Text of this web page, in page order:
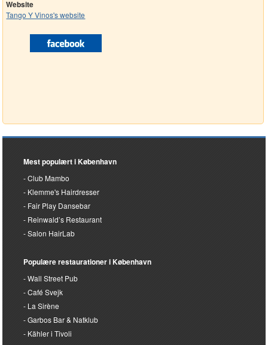
Website
Tango Y Vinos's website
Mest populært i København
Club Mambo
Klemme's Hairdresser
Fair Play Dansebar
Reinwald’s Restaurant
Salon HairLab
Populære restaurationer i København
Wall Street Pub
Café Svejk
La Sirène
Garbos Bar & Natklub
Kähler i Tivoli